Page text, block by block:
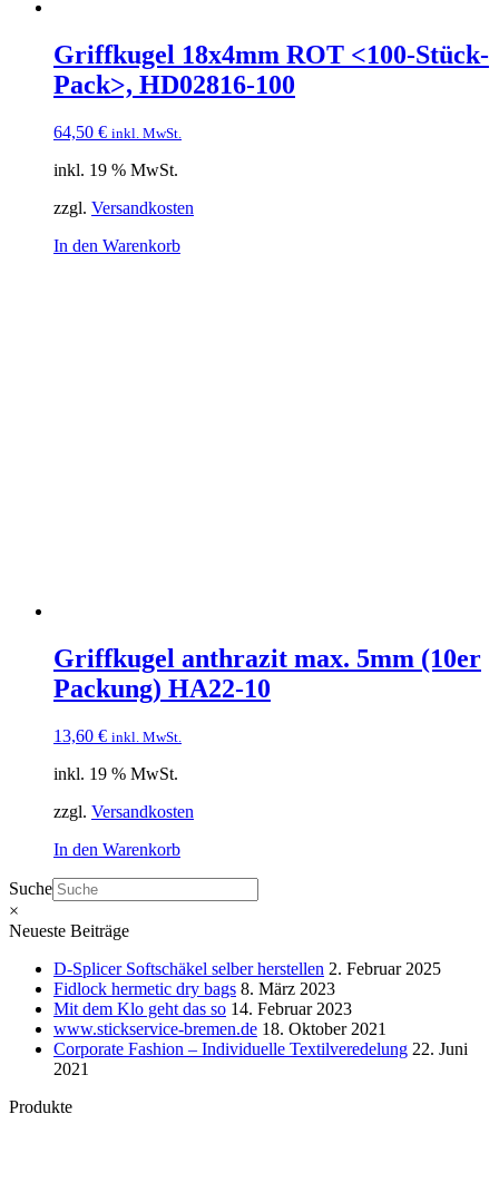
Griffkugel 18x4mm ROT <100-Stück-
Pack>, HD02816-100
64,50 € inkl. MwSt.
inkl. 19 % MwSt.
zzgl. Versandkosten
In den Warenkorb
Griffkugel anthrazit max. 5mm (10er
Packung) HA22-10
13,60 € inkl. MwSt.
inkl. 19 % MwSt.
zzgl. Versandkosten
In den Warenkorb
Suche
×
Neueste Beiträge
D-Splicer Softschäkel selber herstellen 2. Februar 2025
Fidlock hermetic dry bags 8. März 2023
Mit dem Klo geht das so 14. Februar 2023
www.stickservice-bremen.de 18. Oktober 2021
Corporate Fashion – Individuelle Textilveredelung 22. Juni
2021
Produkte